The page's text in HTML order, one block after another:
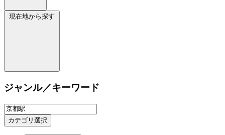
現在地から探す
ジャンル／キーワード
カテゴリ選択